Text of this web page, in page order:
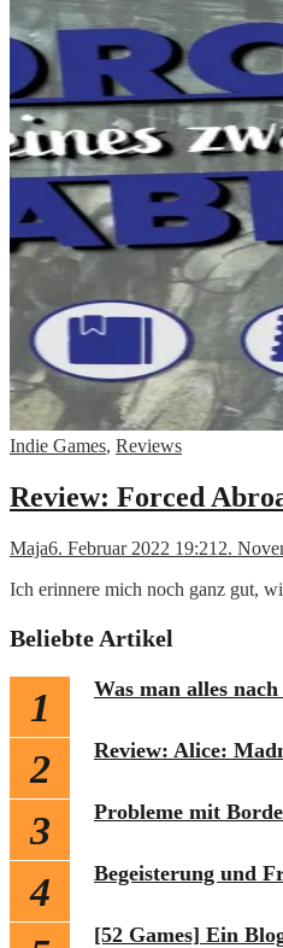
Indie Games, Reviews
Review: Forced
Maja6. Februar 2022 19:21 2.
Ich erinnere mich noch ganz gut,
Beliebte Artikel
1 Was man alles
2 Review: Alice:
3 Probleme mit
4 Begeisterung und
[52 Games] Ein